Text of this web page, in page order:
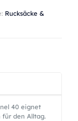
Rucksäcke &
40 eignet
für den Alltag.